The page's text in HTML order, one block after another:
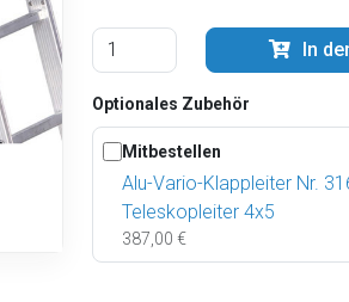
In
Optionales Zubehör
Mitbestellen
Alu-Vario-Klappleiter Nr.
Teleskopleiter 4x5
387,00 €